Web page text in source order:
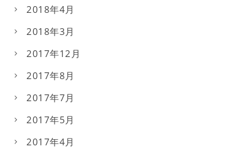
2018年4月
2018年3月
2017年12月
2017年8月
2017年7月
2017年5月
2017年4月